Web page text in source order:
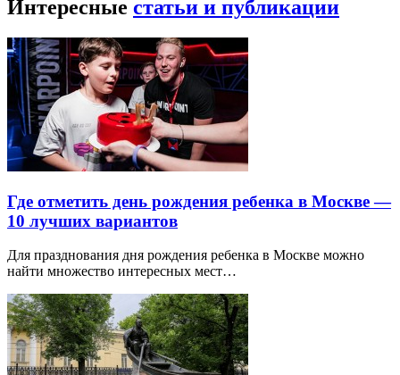
Интересные статьи и публикации
Где отметить день рождения ребенка в Москве —
10 лучших вариантов
Для празднования дня рождения ребенка в Москве можно
найти множество интересных мест…